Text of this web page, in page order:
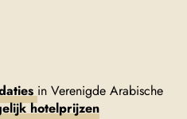
in Verenigde Arabische
hotelprijzen